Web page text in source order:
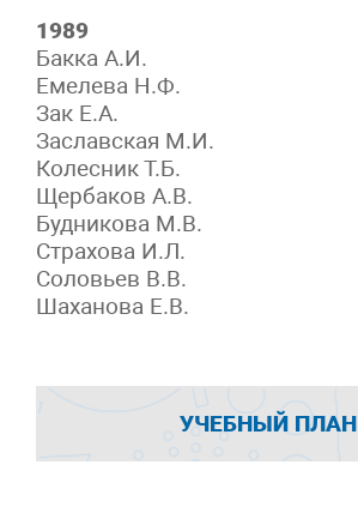
1989
Бакка А.И.
Емелева Н.Ф.
Зак Е.А.
Заславская М.И.
Колесник Т.Б.
Щербаков А.В.
Будникова М.В.
Страхова И.Л.
Соловьев В.В.
Шаханова Е.В.
УЧЕБНЫЙ ПЛАН